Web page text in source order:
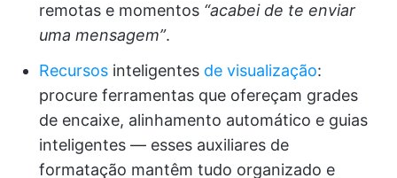
remotas e momentos “acabei de te enviar
uma mensagem”.
Recursos inteligentes de visualização:
procure ferramentas que ofereçam grades
de encaixe, alinhamento automático e guias
inteligentes — esses auxiliares de
formatação mantêm tudo organizado e